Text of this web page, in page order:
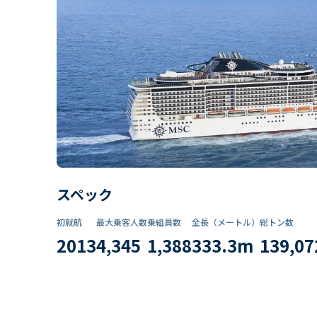
スペック
初就航
2013
最大乗客人数
4,345
乗組員数​
1,388
全長（メートル）
333.3m
総トン数​